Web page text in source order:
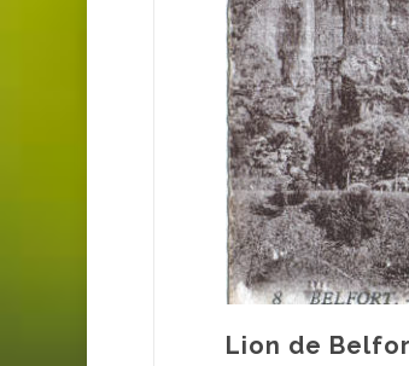
Lion de